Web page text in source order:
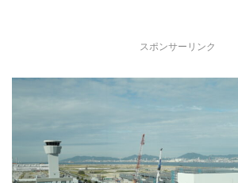
スポンサーリンク